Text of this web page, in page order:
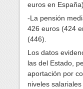
euros en
-La pensión
426 euros (424
(446).
Los datos
las del Estado,
aportación por
niveles